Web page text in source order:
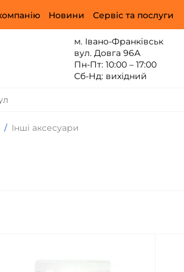
Новини Сервіс та послуги
м. Івано-Франківськ
вул. Довга 96А
Пн-Пт: 10:00 – 17:00
Сб-Нд: вихідний
/ Інші аксесуари